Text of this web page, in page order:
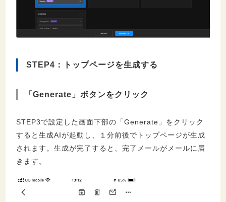
STEP4：トップページを生成する
「Generate」ボタンをクリック
STEP3で設定した画面下部の「Generate」をクリック
すると生成AIが起動し、１分前後でトップページが生成
されます。生成が完了すると、完了メールがメールに届
きます。